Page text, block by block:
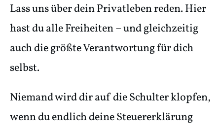
Lass uns über dein Privatleben reden. Hier
hast du alle Freiheiten – und gleichzeitig
auch die größte Verantwortung für dich
selbst.
Niemand wird dir auf die Schulter klopfen,
wenn du endlich deine Steuererklärung